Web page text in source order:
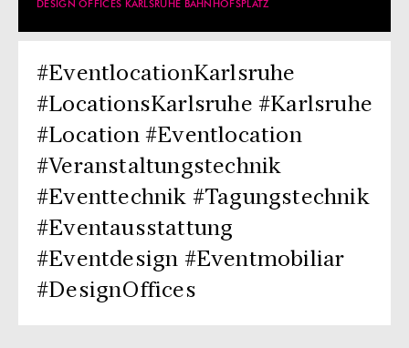
DESIGN OFFICES KARLSRUHE BAHNHOFSPLATZ
#EventlocationKarlsruhe
#LocationsKarlsruhe #Karlsruhe
#Location #Eventlocation
#Veranstaltungstechnik
#Eventtechnik #Tagungstechnik
#Eventausstattung
#Eventdesign #Eventmobiliar
#DesignOffices